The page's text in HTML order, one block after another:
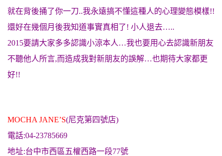
就在背後捅了你一刀..我永遠搞不懂這種人的心理變態模樣!!
還好在幾個月後我知道事實真相了! 小人退去…..
2015要請大家多多認識小涼本人…我也要用心去認識新朋友
不聽他人所言,而造成我對新朋友的誤解…也期待大家都更
好!!
MOCHA JANE’S(尼克第四號店)
電話:04-23785669
地址:台中市西區五權西路一段77號